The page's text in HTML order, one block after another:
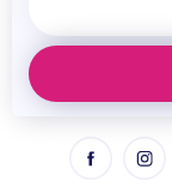
ul. Zenitowa 15